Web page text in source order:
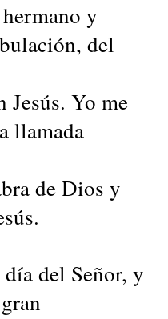
y
del
Jesús. Yo me
llamada
de Dios y
del Señor, y